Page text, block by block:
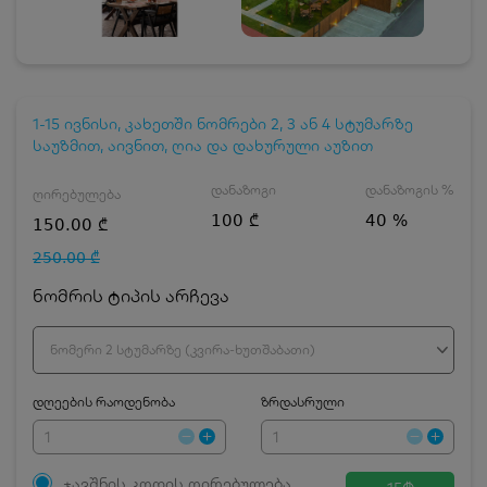
1-15 ივნისი, კახეთში ნომრები 2, 3 ან 4 სტუმარზე
საუზმით, აივნით, ღია და დახურული აუზით
ღირებულება
150.00 ₾
250.00 ₾
დანაზოგი
100 ₾
დანაზოგის %
40 %
ნომრის ტიპის არჩევა
ნომერი 2 სტუმარზე (კვირა-ხუთშაბათი)
დღეების რაოდენობა ზრდასრული